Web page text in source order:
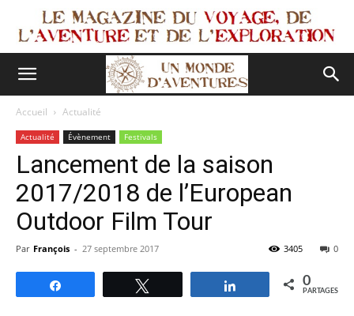
Accueil Actualité
Actualité Évènement Festivals
Lancement de la saison
2017/2018 de l’European
Outdoor Film Tour
Par François - 27 septembre 2017 0
3405
Partagez 0
PARTAGES